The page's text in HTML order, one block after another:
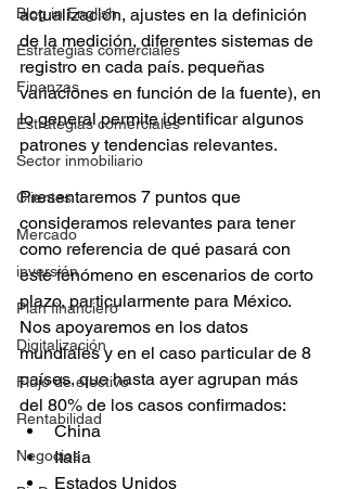
Blog in English
Estrategias comerciales
Finanzas
Estrategias comerciales
Sector inmobiliario
Clientes
Mercado
inversión
Plan financiero
Digitalización
Flujo de efectivo
Rentabilidad
Negocios
actualización, ajustes en la definición
de la medición, diferentes sistemas de
registro en cada país. pequeñas
variaciones en función de la fuente), en
lo general permite identificar algunos
patrones y tendencias relevantes.
Presentaremos 7 puntos que
consideramos relevantes para tener
como referencia de qué pasará con
este fenómeno en escenarios de corto
plazo, particularmente para México.
Nos apoyaremos en los datos
mundiales y en el caso particular de 8
países, que hasta ayer agrupan más
del 80% de los casos confirmados:
China
Italia
Estados Unidos